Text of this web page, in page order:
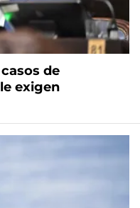
de
exigen